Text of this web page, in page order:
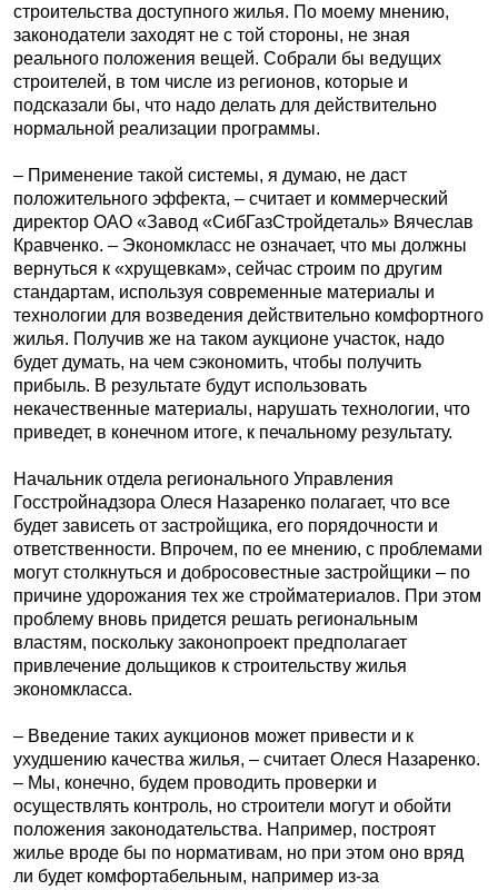
строительства доступного жилья. По моему мнению,
законодатели заходят не с той стороны, не зная
реального положения вещей. Собрали бы ведущих
строителей, в том числе из регионов, которые и
подсказали бы, что надо делать для действительно
нормальной реализации программы.
– Применение такой системы, я думаю, не даст
положительного эффекта, – считает и коммерческий
директор ОАО «Завод «СибГазСтройдеталь» Вячеслав
Кравченко. – Экономкласс не означает, что мы должны
вернуться к «хрущевкам», сейчас строим по другим
стандартам, используя современные материалы и
технологии для возведения действительно комфортного
жилья. Получив же на таком аукционе участок, надо
будет думать, на чем сэкономить, чтобы получить
прибыль. В результате будут использовать
некачественные материалы, нарушать технологии, что
приведет, в конечном итоге, к печальному результату.
Начальник отдела регионального Управления
Госстройнадзора Олеся Назаренко полагает, что все
будет зависеть от застройщика, его порядочности и
ответственности. Впрочем, по ее мнению, с проблемами
могут столкнуться и добросовестные застройщики – по
причине удорожания тех же стройматериалов. При этом
проблему вновь придется решать региональным
властям, поскольку законопроект предполагает
привлечение дольщиков к строительству жилья
экономкласса.
– Введение таких аукционов может привести и к
ухудшению качества жилья, – считает Олеся Назаренко.
– Мы, конечно, будем проводить проверки и
осуществлять контроль, но строители могут и обойти
положения законодательства. Например, построят
жилье вроде бы по нормативам, но при этом оно вряд
ли будет комфортабельным, например из-за